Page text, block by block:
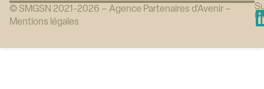
© SMGSN 2021-2026 – Agence Partenaires d’Avenir –
Mentions légales